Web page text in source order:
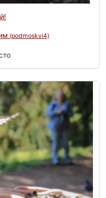
(podmoskvi4)